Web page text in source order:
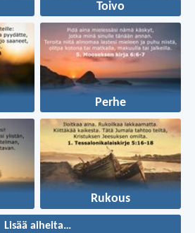
Toivo
Perhe
Rukous
Lisää aiheita…